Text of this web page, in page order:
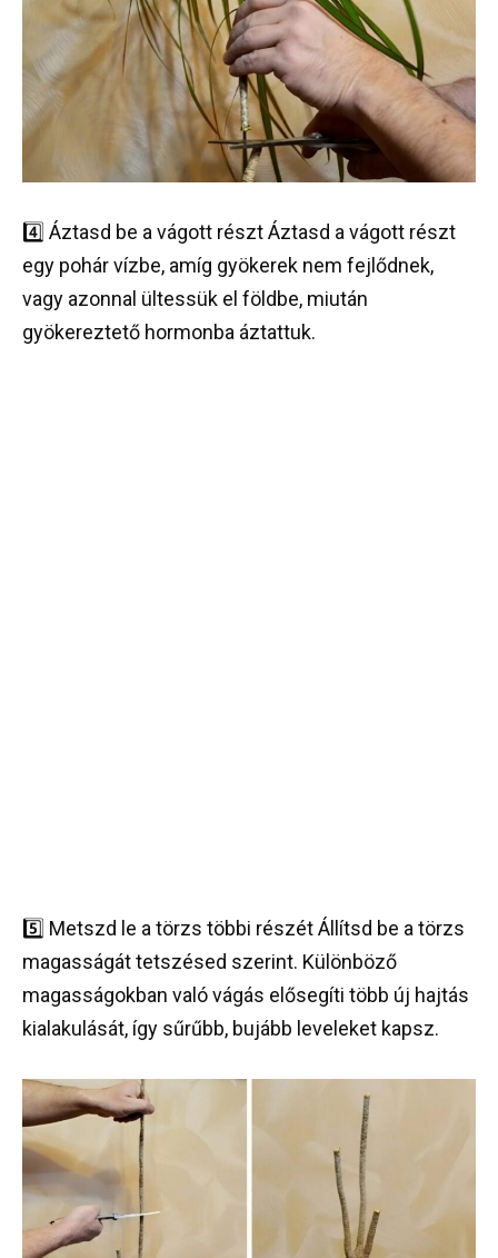
4️⃣ Áztasd be a vágott részt Áztasd a vágott részt
egy pohár vízbe, amíg gyökerek nem fejlődnek,
vagy azonnal ültessük el földbe, miután
gyökereztető hormonba áztattuk.
5️⃣ Metszd le a törzs többi részét Állítsd be a törzs
magasságát tetszésed szerint. Különböző
magasságokban való vágás elősegíti több új hajtás
kialakulását, így sűrűbb, bujább leveleket kapsz.